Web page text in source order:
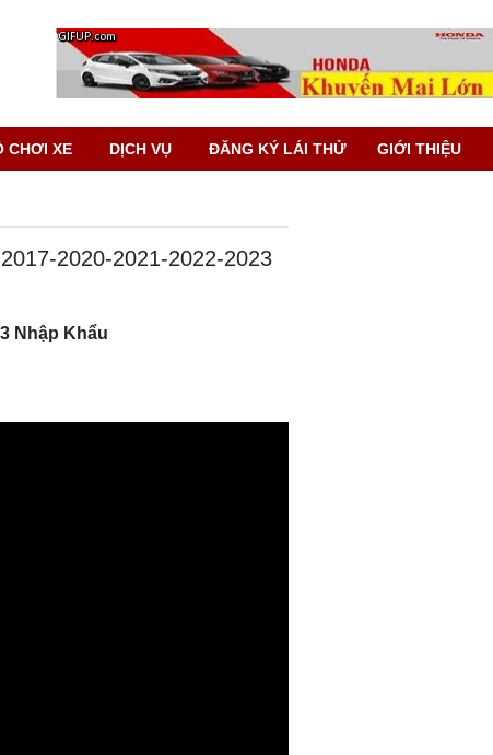
CHƠI XE DỊCH VỤ ĐĂNG KÝ LÁI THỬ
GIỚI THIỆU
2020-2021-2022-2023
Nhập Khẩu